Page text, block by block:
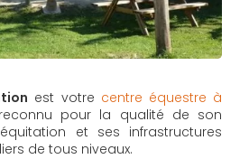
est votre centre équestre à
reconnu pour la qualité de son
et ses infrastructures
de tous niveaux.